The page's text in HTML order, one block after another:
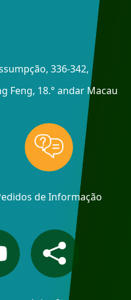
336-342,
Feng, 18.° andar Macau
de Informação